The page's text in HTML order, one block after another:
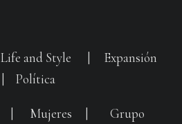
Life and Style
Expansión
Política
Mujeres
Grupo